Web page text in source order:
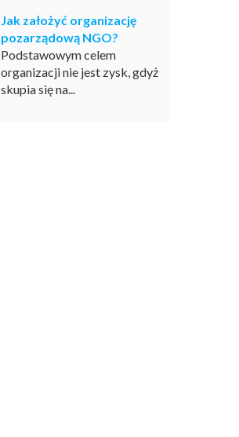
Jak założyć organizację
pozarządową NGO?
Podstawowym celem
organizacji nie jest zysk, gdyż
skupia się na...